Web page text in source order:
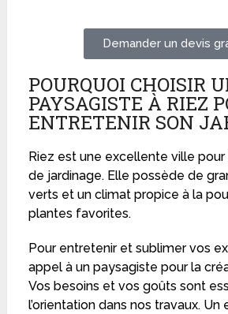
Demander un devis
POURQUOI CHOISIR
PAYSAGISTE À RIEZ
ENTRETENIR SON
Riez est une excellente ville pour
de jardinage. Elle possède de
verts et un climat propice à la
plantes favorites.
Pour entretenir et sublimer vos
appel à un paysagiste pour la
Vos besoins et vos goûts sont
l’orientation dans nos travaux.